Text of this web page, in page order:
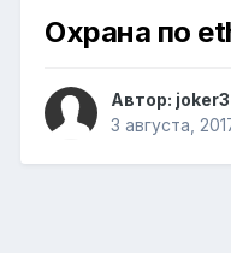
Охрана по
Автор:
3 августа,